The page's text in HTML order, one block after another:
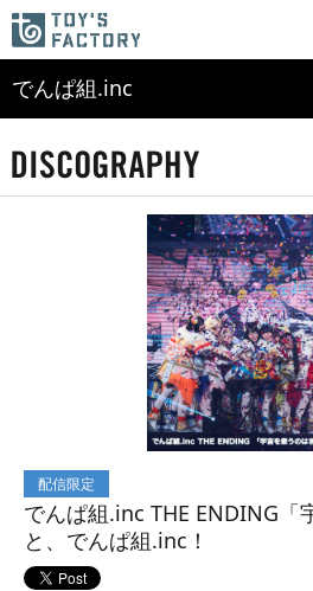
でんぱ組.inc
配信限定
でんぱ組.inc THE ENDING「
と、でんぱ組.inc！